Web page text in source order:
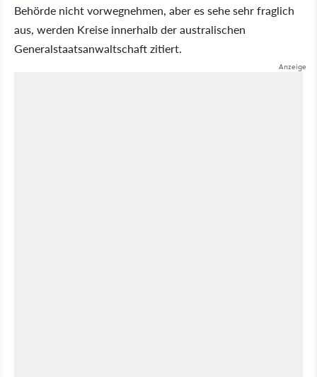
Behörde nicht vorwegnehmen, aber es sehe sehr fraglich
aus, werden Kreise innerhalb der australischen
Generalstaatsanwaltschaft zitiert.